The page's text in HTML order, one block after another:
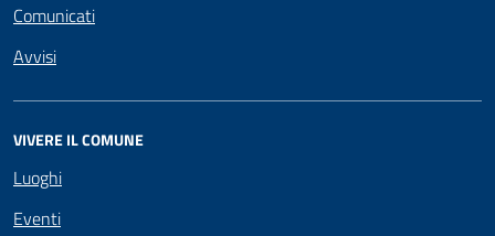
Comunicati
Avvisi
VIVERE IL COMUNE
Luoghi
Eventi